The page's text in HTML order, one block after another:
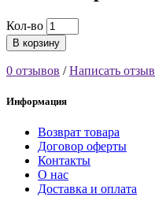
Кол-во
В корзину
0 отзывов /Написать отзыв
Информация
Возврат товара
Договор оферты
Контакты
О нас
Доставка и оплата